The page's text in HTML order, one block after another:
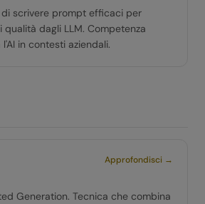
di scrivere prompt efficaci per
dagli LLM. Competenza
in contesti aziendali.
Approfondisci →
Generation. Tecnica che combina